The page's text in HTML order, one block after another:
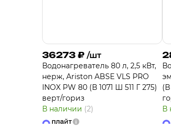
36273 ₽ /шт
Водонагреватель 80 л, 2,5 кВт,
нерж, Ariston ABSE VLS PRO
INOX PW 80 (В 1071 Ш 511 Г 275)
верт/гориз
В наличии (2)
В